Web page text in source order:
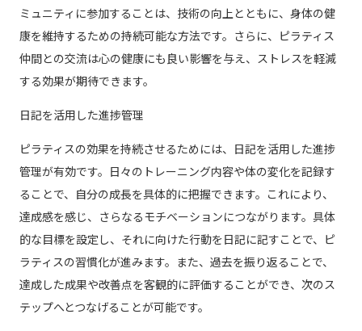
ミュニティに参加することは、技術の向上とともに、身体の健
康を維持するための持続可能な方法です。さらに、ピラティス
仲間との交流は心の健康にも良い影響を与え、ストレスを軽減
する効果が期待できます。
日記を活用した進捗管理
ピラティスの効果を持続させるためには、日記を活用した進捗
管理が有効です。日々のトレーニング内容や体の変化を記録す
ることで、自分の成長を具体的に把握できます。これにより、
達成感を感じ、さらなるモチベーションにつながります。具体
的な目標を設定し、それに向けた行動を日記に記すことで、ピ
ラティスの習慣化が進みます。また、過去を振り返ることで、
達成した成果や改善点を客観的に評価することができ、次のス
テップへとつなげることが可能です。